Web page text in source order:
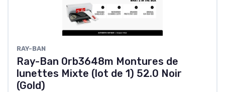
RAY-BAN
Ray-Ban 0rb3648m Montures de
lunettes Mixte (lot de 1) 52.0 Noir
(Gold)